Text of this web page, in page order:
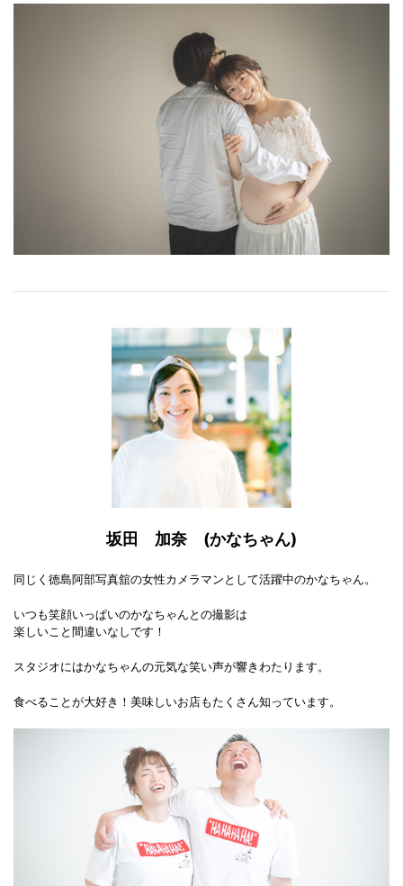
坂田 加奈 (かなちゃん)
同じく徳島阿部写真舘の女性カメラマンとして活躍中のかなちゃん。
いつも笑顔いっぱいのかなちゃんとの撮影は
楽しいこと間違いなしです！
スタジオにはかなちゃんの元気な笑い声が響きわたります。
食べることが大好き！美味しいお店もたくさん知っています。